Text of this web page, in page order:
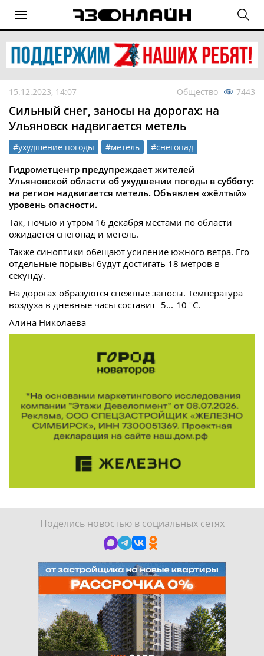
15.12.2023, 14:07 Общество 7443
Сильный снег, заносы на дорогах: на
Ульяновск надвигается метель
#ухудшение погоды #метель #снегопад
Гидрометцентр предупреждает жителей
Ульяновской области об ухудшении погоды в субботу:
на регион надвигается метель. Объявлен «жёлтый»
уровень опасности.
Так, ночью и утром 16 декабря местами по области
ожидается снегопад и метель.
Также синоптики обещают усиление южного ветра. Его
отдельные порывы будут достигать 18 метров в
секунду.
На дорогах образуются снежные заносы. Температура
воздуха в дневные часы составит -5...-10 °C.
Алина Николаева
Поделись новостью в социальных сетях